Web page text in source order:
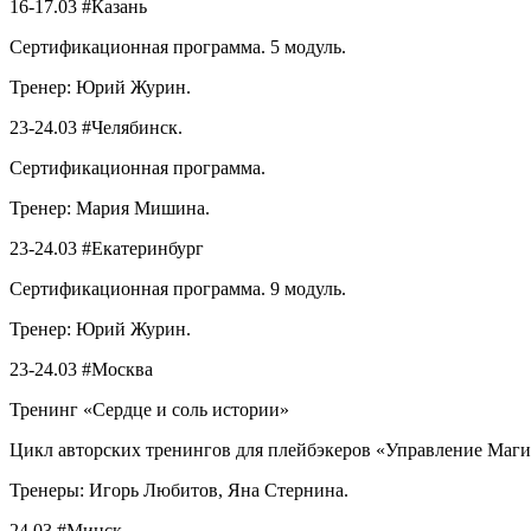
16-17.03 #Казань
Сертификационная программа. 5 модуль.
Тренер: Юрий Журин.
23-24.03 #Челябинск.
Сертификационная программа.
Тренер: Мария Мишина.
23-24.03 #Екатеринбург
Сертификационная программа. 9 модуль.
Тренер: Юрий Журин.
23-24.03 #Москва
Тренинг «Сердце и соль истории»
Цикл авторских тренингов для плейбэкеров «Управление
Тренеры: Игорь Любитов, Яна Стернина.